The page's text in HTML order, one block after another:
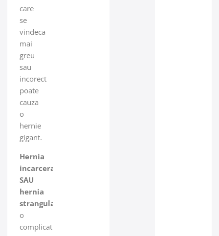
care
se
vindeca
mai
greu
sau
incorect
poate
cauza
o
hernie
gigant.
Hernia
incarcerata
SAU
hernia
strangulata
o
complicatie